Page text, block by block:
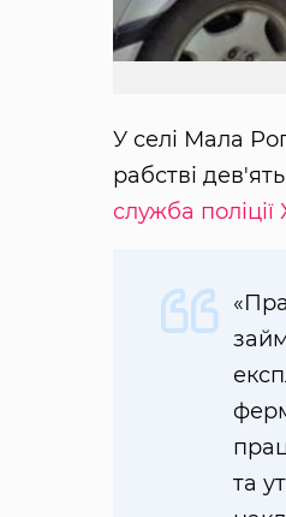
У селі Мала
рабстві
служба поліції
та